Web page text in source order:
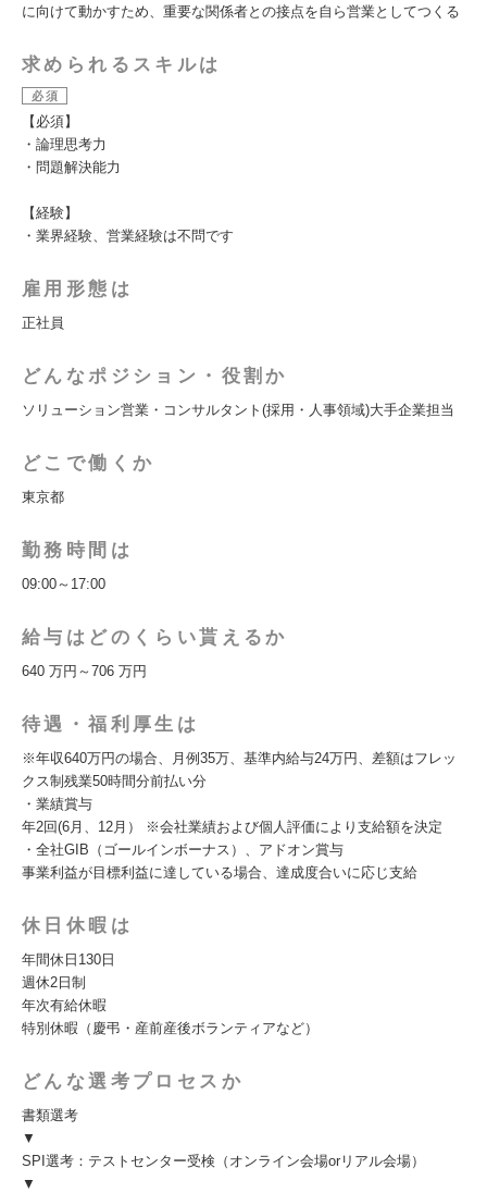
に向けて動かすため、重要な関係者との接点を自ら営業としてつくる
求められるスキルは
必須
【必須】
・論理思考力
・問題解決能力
【経験】
・業界経験、営業経験は不問です
雇用形態は
正社員
どんなポジション・役割か
ソリューション営業・コンサルタント(採用・人事領域)大手企業担当
どこで働くか
東京都
勤務時間は
09:00～17:00
給与はどのくらい貰えるか
640 万円～706 万円
待遇・福利厚生は
※年収640万円の場合、月例35万、基準内給与24万円、差額はフレッ
クス制残業50時間分前払い分
・業績賞与
年2回(6月、12月） ※会社業績および個人評価により支給額を決定
・全社GIB（ゴールインボーナス）、アドオン賞与
事業利益が目標利益に達している場合、達成度合いに応じ支給
休日休暇は
年間休日130日
週休2日制
年次有給休暇
特別休暇（慶弔・産前産後ボランティアなど）
どんな選考プロセスか
書類選考
▼
SPI選考：テストセンター受検（オンライン会場orリアル会場）
▼